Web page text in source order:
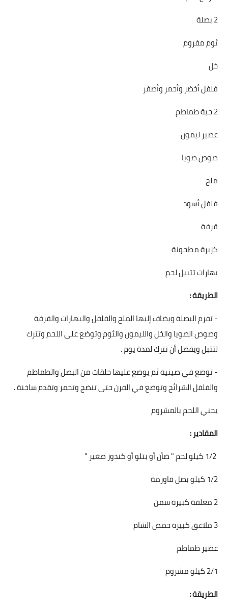
2 بصلة
ثوم مفروم
خل
فلفل أخضر وأحمر وأصفر
2 حبة طماطم
عصير ليمون
صوص صويا
ملح
فلفل أسود
قرفة
كزبرة مطحونة
بهارات تتبيل لحم
الطريقة :
- تفرم البصلة ويضاف إليها الملح والفلفل والبهارات والقرفة
وصوص الصويا والخل والليمون والثوم وتوضع على اللحم وتترك
لتتبل ويفضل أن تترك لمدة يوم .
- توضع في صينية ثم يوضع عليها حلقات من البصل والطماطم
والفلفل الشرائح وتوضع في الفرن حتى تنضج وتحمر وتقدم ساخنة .
يخني اللحم بالمشروم
المقادير :
1/2 كيلو بصل قاورمة
2 معلقة كبيرة سمن
3 ملاعق كبيرة حمص الشام
عصير طماطم
2/1 كيلو مشروم
الطريقة :